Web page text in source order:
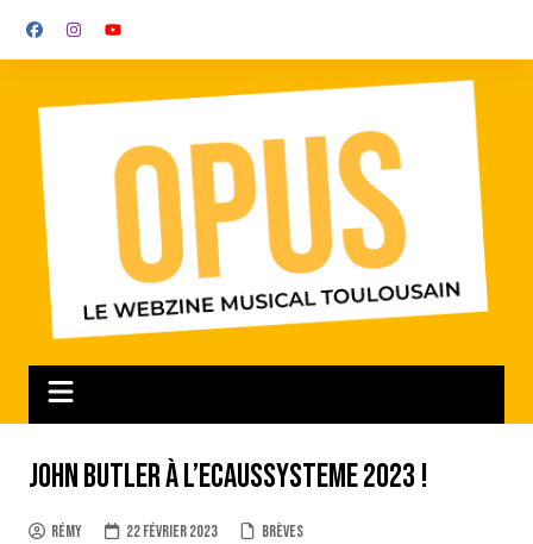
John Butler à l’Ecaussysteme 2023 !
Rémy 22 février 2023 Brèves